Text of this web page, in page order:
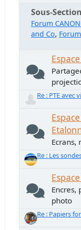
Sous-
Forum
and Co
Re : PTE avec
Ecrans,
Re : Les
photo
Re : Papiers